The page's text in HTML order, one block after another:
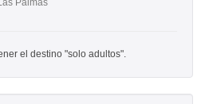
el destino "solo adultos".